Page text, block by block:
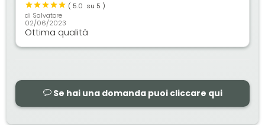
( 5.0 su 5 )
di Salvatore
02/06/2023
Ottima qualità
Se hai una domanda puoi cliccare qui